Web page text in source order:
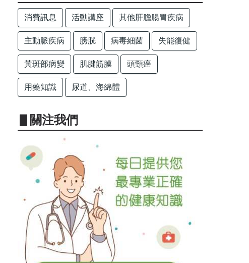
消費訊息 活動講座 其他肝膽腸胃疾病
主動脈疾病 膀胱 病毒細菌 失能復健
黃斑部病變 肌腱筋膜 頭頸癌
用藥知識 尿道、海綿體
▋關注我們